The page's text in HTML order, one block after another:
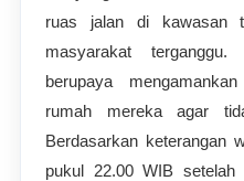
ruas jalan di kawasan
masyarakat
berupaya
rumah mereka agar
Berdasarkan keterangan
pukul 22.00 WIB